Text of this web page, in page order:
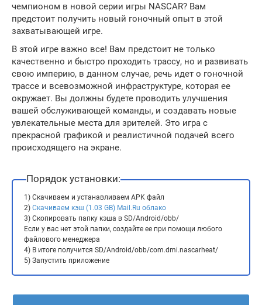
чемпионом в новой серии игры NASCAR? Вам
предстоит получить новый гоночный опыт в этой
захватывающей игре.
В этой игре важно все! Вам предстоит не только
качественно и быстро проходить трассу, но и развивать
свою империю, в данном случае, речь идет о гоночной
трассе и всевозможной инфраструктуре, которая ее
окружает. Вы должны будете проводить улучшения
вашей обслуживающей команды, и создавать новые
увлекательные места для зрителей. Это игра с
прекрасной графикой и реалистичной подачей всего
происходящего на экране.
Порядок установки:
1) Скачиваем и устанавливаем APK файл
2) Скачиваем кэш (1.03 GB) Mail.Ru облако
3) Скопировать папку кэша в SD/Android/obb/
Если у вас нет этой папки, создайте ее при помощи любого
файлового менеджера
4) В итоге получится SD/Android/obb/com.dmi.nascarheat/
5) Запустить приложение